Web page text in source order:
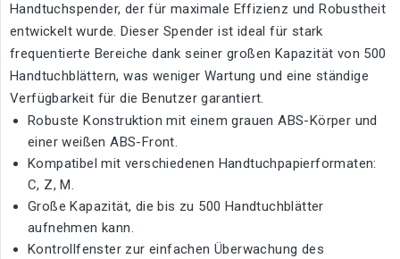
Handtuchspender, der für maximale Effizienz und Robustheit
entwickelt wurde. Dieser Spender ist ideal für stark
frequentierte Bereiche dank seiner großen Kapazität von 500
Handtuchblättern, was weniger Wartung und eine ständige
Verfügbarkeit für die Benutzer garantiert.
Robuste Konstruktion mit einem grauen ABS-Körper und
einer weißen ABS-Front.
Kompatibel mit verschiedenen Handtuchpapierformaten:
C, Z, M.
Große Kapazität, die bis zu 500 Handtuchblätter
aufnehmen kann.
Kontrollfenster zur einfachen Überwachung des